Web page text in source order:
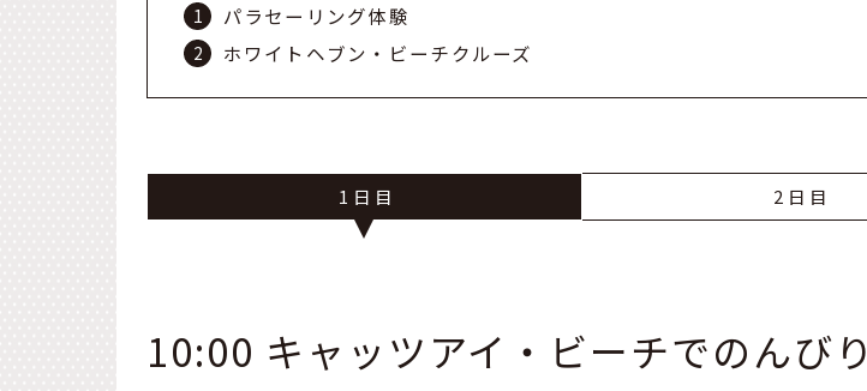
パラセーリング体験
ホワイトヘブン・ビーチクルーズ
1 2
10:00 キャッツアイ・ビーチでのんびり